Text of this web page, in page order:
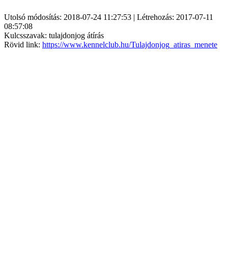
Utolsó módosítás: 2018-07-24 11:27:53 | Létrehozás: 2017-07-11
08:57:08
Kulcsszavak: tulajdonjog átírás
Rövid link: https://www.kennelclub.hu/Tulajdonjog_atiras_menete